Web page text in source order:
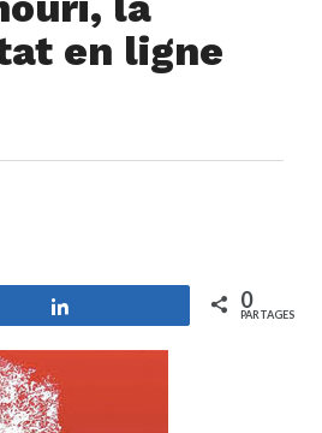
en ligne
0
PARTAGES